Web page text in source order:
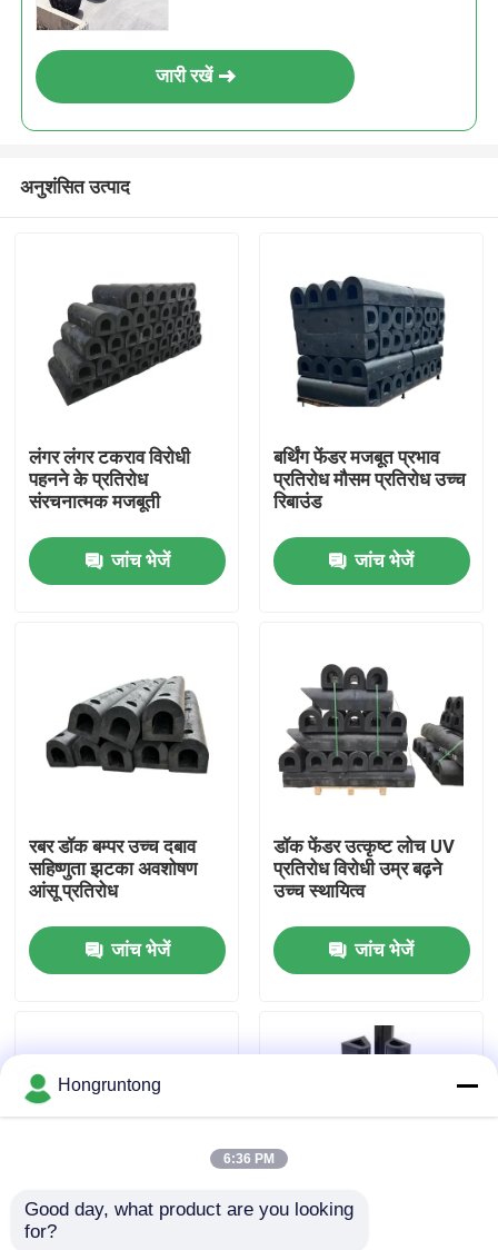
वीडियो
कारखाना भ्रमण
गुणवत्ता नियंत्रण
डॉक रबर फेंडर
वायवीय रबर फेंडर
जारी रखें
अनुशंसित उत्पाद
लंगर लंगर टकराव विरोधी
पहनने के प्रतिरोध
संरचनात्मक मजबूती
जांच भेजें
बर्थिंग फेंडर मजबूत प्रभाव
प्रतिरोध मौसम प्रतिरोध उच्च
रिबाउंड
जांच भेजें
रबर डॉक बम्पर उच्च दबाव
सहिष्णुता झटका अवशोषण
आंसू प्रतिरोध
जांच भेजें
डॉक फेंडर उत्कृष्ट लोच UV
प्रतिरोध विरोधी उम्र बढ़ने
उच्च स्थायित्व
जांच भेजें
समुद्री रबर फेंडर उच्च प्रभाव
Hongruntong
6:36 PM
Good day, what product are you looking
for?